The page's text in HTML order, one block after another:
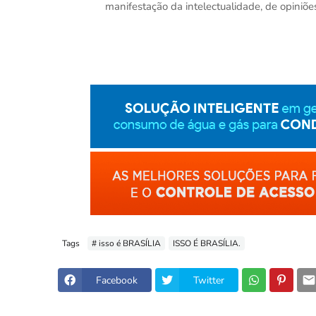
manifestação da intelectualidade, de
Tags # isso é BRASÍLIA ISSO É BRASÍLIA.
Facebook Twitter